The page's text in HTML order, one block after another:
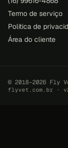
Termo de serviço
Política de
Área do cliente
© 2018–2026 Fly
flyvet.com.br ·